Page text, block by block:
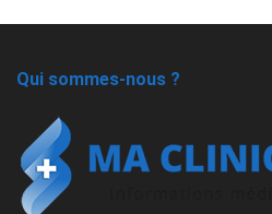
Qui sommes-nous ?